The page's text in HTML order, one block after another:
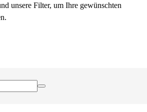
unsere Filter, um Ihre gewünschten